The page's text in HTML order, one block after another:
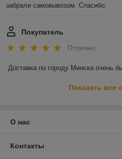
забрали самовывозом. Спасибо.
Покупатель
Отлично
Доставка по городу Минска очень
Показать все
О нас
Контакты